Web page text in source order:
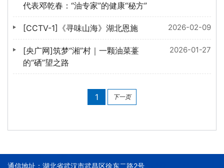
代表邓乾春：“油专家”的健康“秘方”
2026-02-09
[CCTV-1]《寻味山海》湖北恩施
2026-01-27
[央广网]筑梦“湘”村｜一颗油菜薹
的“硒”望之路
1 下一页
通信地址：湖北省武汉市武昌区徐东二路2号